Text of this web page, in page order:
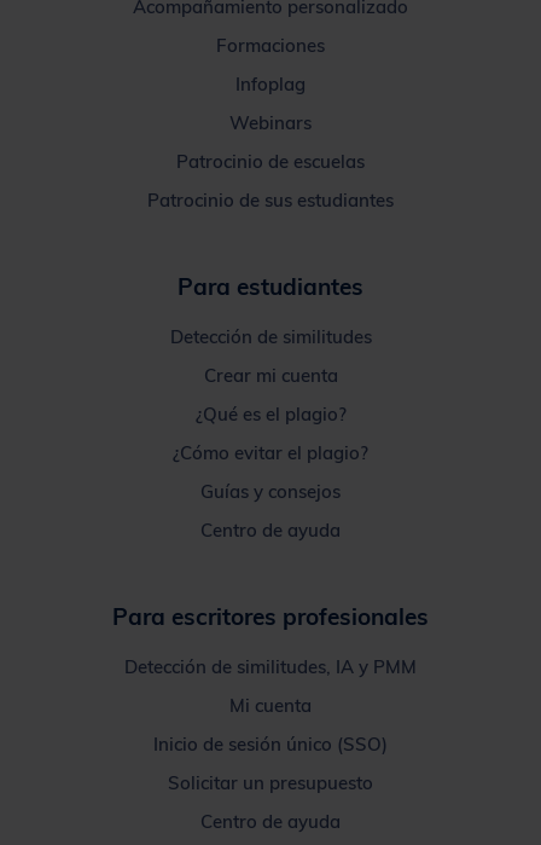
Acompañamiento personalizado
Formaciones
Infoplag
Webinars
Patrocinio de escuelas
Patrocinio de sus estudiantes
Para estudiantes
Detección de similitudes
Crear mi cuenta
¿Qué es el plagio?
¿Cómo evitar el plagio?
Guías y consejos
Centro de ayuda
Para escritores profesionales
Detección de similitudes, IA y PMM
Mi cuenta
Inicio de sesión único (SSO)
Solicitar un presupuesto
Centro de ayuda